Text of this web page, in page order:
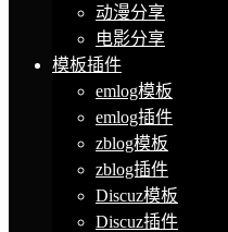
动漫分享
电影分享
模板插件
emlog模板
emlog插件
zblog模板
zblog插件
Discuz模板
Discuz插件